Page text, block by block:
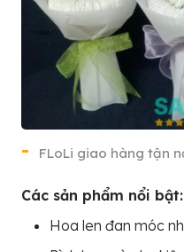
FLoLi giao hàng tận
Các sản phẩm nổi bật:
Hoa len đan móc